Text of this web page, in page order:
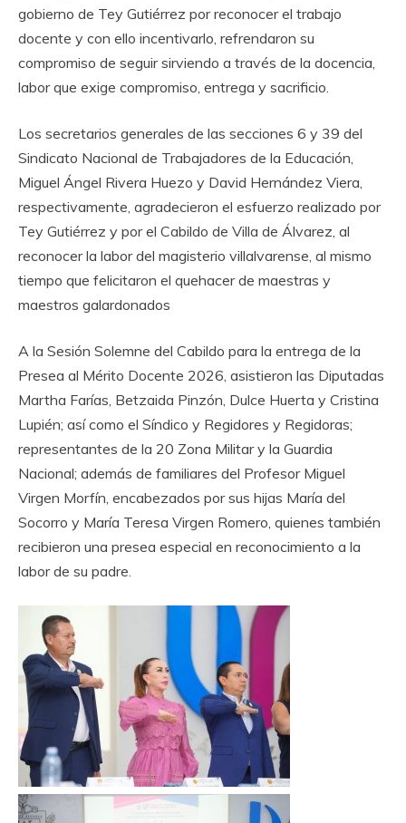
gobierno de Tey Gutiérrez por reconocer el trabajo
docente y con ello incentivarlo, refrendaron su
compromiso de seguir sirviendo a través de la docencia,
labor que exige compromiso, entrega y sacrificio.
‎Los secretarios generales de las secciones 6 y 39 del
Sindicato Nacional de Trabajadores de la Educación,
Miguel Ángel Rivera Huezo y David Hernández Viera,
respectivamente, agradecieron el esfuerzo realizado por
Tey Gutiérrez y por el Cabildo de Villa de Álvarez, al
reconocer la labor del magisterio villalvarense, al mismo
tiempo que felicitaron el quehacer de maestras y
maestros galardonados
‎A la Sesión Solemne del Cabildo para la entrega de la
Presea al Mérito Docente 2026, asistieron las Diputadas
Martha Farías, Betzaida Pinzón, Dulce Huerta y Cristina
Lupién; así como el Síndico y Regidores y Regidoras;
representantes de la 20 Zona Militar y la Guardia
Nacional; además de familiares del Profesor Miguel
Virgen Morfín, encabezados por sus hijas María del
Socorro y María Teresa Virgen Romero, quienes también
recibieron una presea especial en reconocimiento a la
labor de su padre.